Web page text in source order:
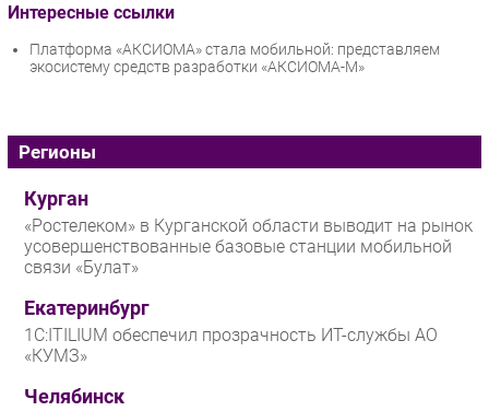
Интересные ссылки
Платформа «АКСИОМА» стала мобильной: представляем
экосистему средств разработки «АКСИОМА-М»
Регионы
Курган
«Ростелеком» в Курганской области выводит на рынок
усовершенствованные базовые станции мобильной
связи «Булат»
Екатеринбург
1С:ITILIUM обеспечил прозрачность ИТ-службы АО
«КУМЗ»
Челябинск